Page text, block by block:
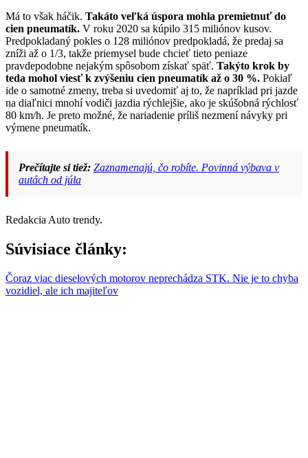
Má to však háčik. Takáto veľká úspora mohla premietnuť do
cien pneumatík. V roku 2020 sa kúpilo 315 miliónov kusov.
Predpokladaný pokles o 128 miliónov predpokladá, že predaj sa
zníži až o 1/3, takže priemysel bude chcieť tieto peniaze
pravdepodobne nejakým spôsobom získať späť. Takýto krok by
teda mohol viesť k zvýšeniu cien pneumatík až o 30 %. Pokiaľ
ide o samotné zmeny, treba si uvedomiť aj to, že napríklad pri jazde
na diaľnici mnohí vodiči jazdia rýchlejšie, ako je skúšobná rýchlosť
80 km/h. Je preto možné, že nariadenie príliš nezmení návyky pri
výmene pneumatík.
Prečítajte si tiež: Zaznamenajú, čo robíte. Povinná výbava v
autách od júla
Redakcia Auto trendy.
Súvisiace články:
Čoraz viac dieselových motorov neprechádza STK. Nie je to chyba
vozidiel, ale ich majiteľov